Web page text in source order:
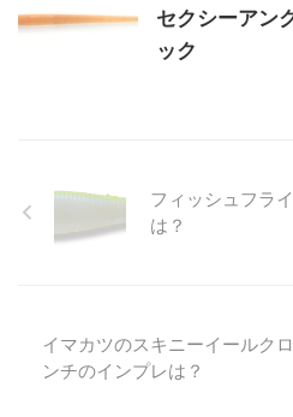
セクシーアン
ック
フィッシュフラ
は？
イマカツのスキニーイールク
ンチのインプレは？